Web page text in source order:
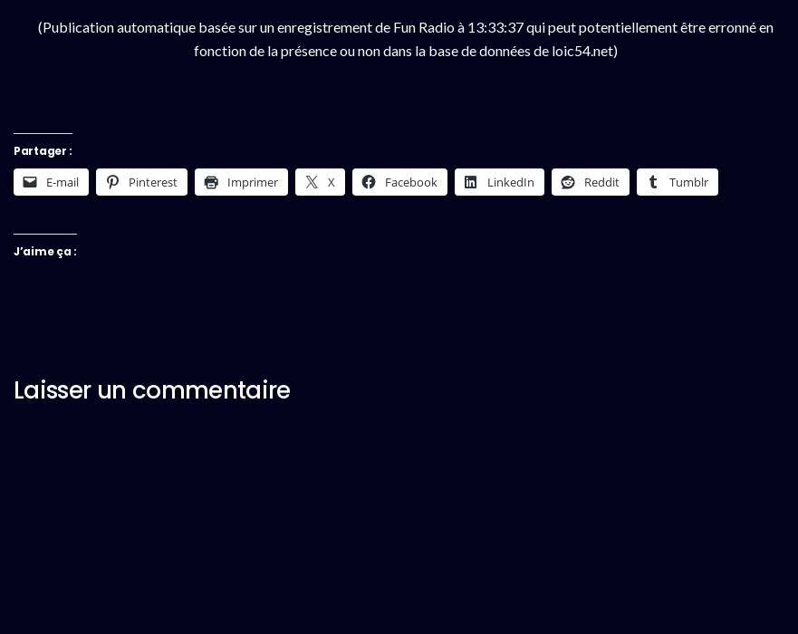
(Publication automatique basée sur un enregistrement de Fun Radio à 13:33:37 qui peut potentiellement être erronné en
fonction de la présence ou non dans la base de données de loic54.net)
Partager :
E-mail Pinterest Imprimer X Facebook LinkedIn Reddit Tumblr
J’aime ça :
Laisser un commentaire